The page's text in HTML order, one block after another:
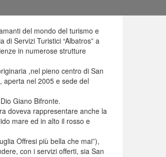
del mondo del turismo e
di Servizi Turistici “Albatros” a
in numerose strutture
,nel pieno centro di San
aperta nel 2005 e sede del
Giano Bifronte.
doveva rappresentare anche la
mare ed in alto il rosso e
Offresi più bella che mai”),
con i servizi offerti, sia San